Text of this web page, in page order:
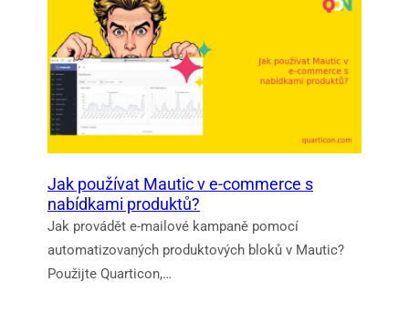
Jak používat Mautic v e-commerce s
nabídkami produktů?
Jak provádět e-mailové kampaně pomocí
automatizovaných produktových bloků v Mautic?
Použijte Quarticon,…